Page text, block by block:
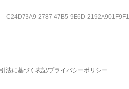
C24D73A9-2787-47B5-9E6D-2192A901F9F1
法に基づく表記/プライバシーポリシー